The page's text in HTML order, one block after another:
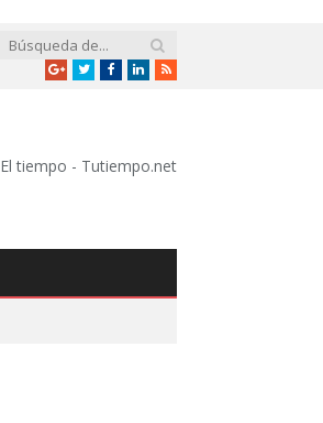
GoogleTwitterFacebookLinkedIn
RSS
El tiempo - Tutiempo.net